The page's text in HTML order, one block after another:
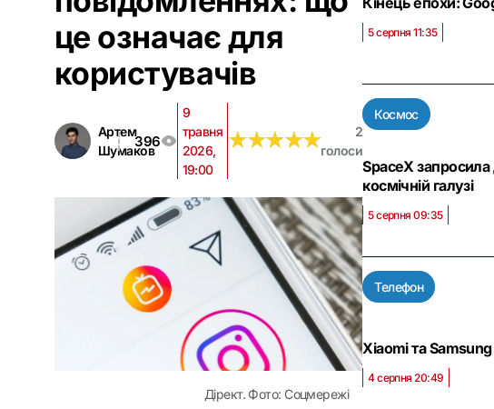
це означає для
користувачів
Артем
Шумаков
396
9
травня
2026,
19:00
★★★★★
★★★★★
2
голоси
Дірект. Фото: Соцмережі
5 серпня 11:35
Космос
SpaceX
космічній галузі
5 серпня 09:35
Телефон
Xiaomi та
4 серпня 20:49